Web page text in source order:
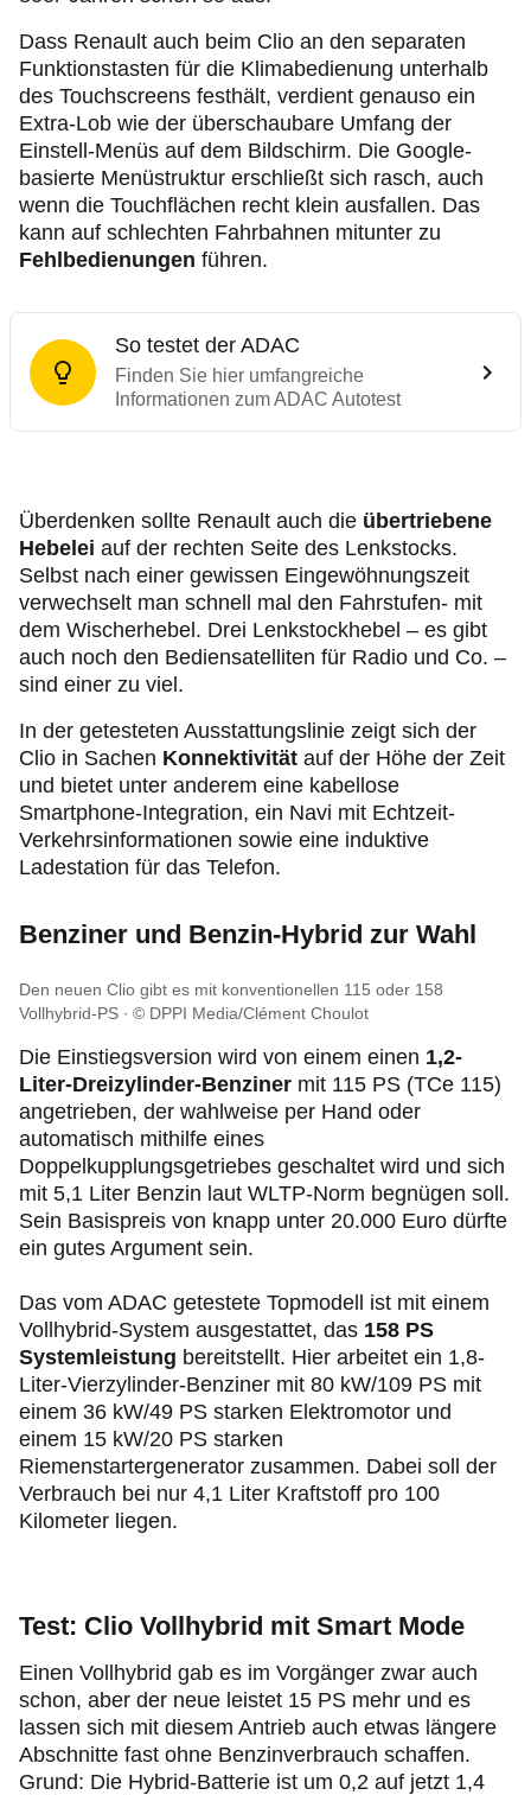
Dass Renault auch beim Clio an den separaten
Funktionstasten für die Klimabedienung unterhalb
des Touchscreens festhält, verdient genauso ein
Extra-Lob wie der überschaubare Umfang der
Einstell-Menüs auf dem Bildschirm. Die Google-
basierte Menüstruktur erschließt sich rasch, auch
wenn die Touchflächen recht klein ausfallen. Das
kann auf schlechten Fahrbahnen mitunter zu
Fehlbedienungen führen.
So testet der ADAC
Finden Sie hier umfangreiche
Informationen zum ADAC Autotest
Überdenken sollte Renault auch die übertriebene
Hebelei auf der rechten Seite des Lenkstocks.
Selbst nach einer gewissen Eingewöhnungszeit
verwechselt man schnell mal den Fahrstufen- mit
dem Wischerhebel. Drei Lenkstockhebel – es gibt
auch noch den Bediensatelliten für Radio und Co. –
sind einer zu viel.
In der getesteten Ausstattungslinie zeigt sich der
Clio in Sachen Konnektivität auf der Höhe der Zeit
und bietet unter anderem eine kabellose
Smartphone-Integration, ein Navi mit Echtzeit-
Verkehrsinformationen sowie eine induktive
Ladestation für das Telefon.
Benziner und Benzin-Hybrid zur Wahl
Den neuen Clio gibt es mit konventionellen 115 oder 158
Vollhybrid-PS
© DPPI Media/Clément Choulot
Die Einstiegsversion wird von einem einen 1,2-
Liter-Dreizylinder-Benziner mit 115 PS (TCe 115)
angetrieben, der wahlweise per Hand oder
automatisch mithilfe eines
Doppelkupplungsgetriebes geschaltet wird und sich
mit 5,1 Liter Benzin laut WLTP-Norm begnügen soll.
Sein Basispreis von knapp unter 20.000 Euro dürfte
ein gutes Argument sein.
Das vom ADAC getestete Topmodell ist mit einem
Vollhybrid-System ausgestattet, das 158 PS
Systemleistung bereitstellt. Hier arbeitet ein 1,8-
Liter-Vierzylinder-Benziner mit 80 kW/109 PS mit
einem 36 kW/49 PS starken Elektromotor und
einem 15 kW/20 PS starken
Riemenstartergenerator zusammen. Dabei soll der
Verbrauch bei nur 4,1 Liter Kraftstoff pro 100
Kilometer liegen.
Test: Clio Vollhybrid mit Smart Mode
Einen Vollhybrid gab es im Vorgänger zwar auch
schon, aber der neue leistet 15 PS mehr und es
lassen sich mit diesem Antrieb auch etwas längere
Abschnitte fast ohne Benzinverbrauch schaffen.
Grund: Die Hybrid-Batterie ist um 0,2 auf jetzt 1,4